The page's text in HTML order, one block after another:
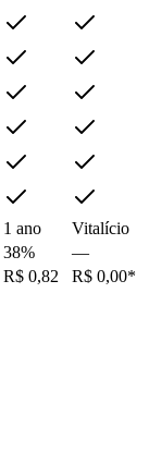
1 ano
Vitalício
38%
—
R$ 0,82
R$ 0,00*